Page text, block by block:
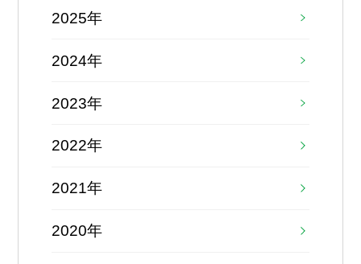
2025年
2024年
2023年
2022年
2021年
2020年